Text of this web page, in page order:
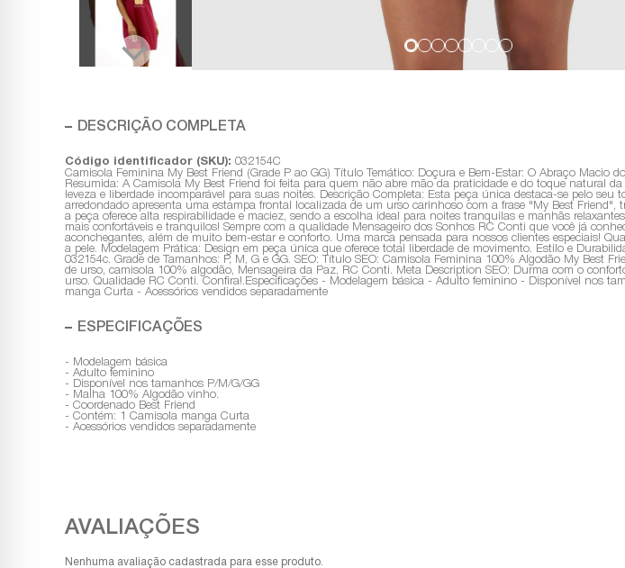
DESCRIÇÃO COMPLETA
Código identificador (SKU): 032154C
Camisola Feminina My Best Friend (Grade P ao GG) Título Temático: Doçura e Bem-Estar: O Abraço Macio
Resumida: A Camisola My Best Friend foi feita para quem não abre mão da praticidade e do toque natural
leveza e liberdade incomparável para suas noites. Descrição Completa: Esta peça única destaca-se pelo
arredondado apresenta uma estampa frontal localizada de um urso carinhoso com a frase "My Best
a peça oferece alta respirabilidade e maciez, sendo a escolha ideal para noites tranquilas e manhãs
mais confortáveis e tranquilos! Sempre com a qualidade Mensageiro dos Sonhos RC Conti que você já
aconchegantes, além de muito bem-estar e conforto. Uma marca pensada para nossos clientes especiais!
a pele. Modelagem Prática: Design em peça única que oferece total liberdade de movimento. Estilo e
032154c. Grade de Tamanhos: P, M, G e GG. SEO: Título SEO: Camisola Feminina 100% Algodão My Best
de urso, camisola 100% algodão, Mensageira da Paz, RC Conti. Meta Description SEO: Durma com o
urso. Qualidade RC Conti. Confira!.Especificações - Modelagem básica - Adulto feminino - Disponível nos
manga Curta - Acessórios vendidos separadamente
ESPECIFICAÇÕES
- Modelagem básica
- Adulto feminino
- Disponível nos tamanhos P/M/G/GG
- Malha 100% Algodão vinho.
- Coordenado Best Friend
- Contém: 1 Camisola manga Curta
- Acessórios vendidos separadamente
Nenhuma avaliação cadastrada para esse produto.